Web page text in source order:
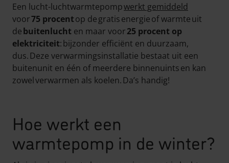
Een lucht-luchtwarmtepompwerkt gemiddeld
voor75 procentop de gratis energie of warmte uit
debuitenlucht en maar voor25 procent op
elektriciteit: bijzonder efficiënt en duurzaam,
dus. Deze verwarmingsinstallatie bestaat uit een
buitenunit en één of meerdere binnenuints en kan
zowel verwarmen als koelen. Da’s handig!
Hoe werkt een
warmtepomp in de winter?